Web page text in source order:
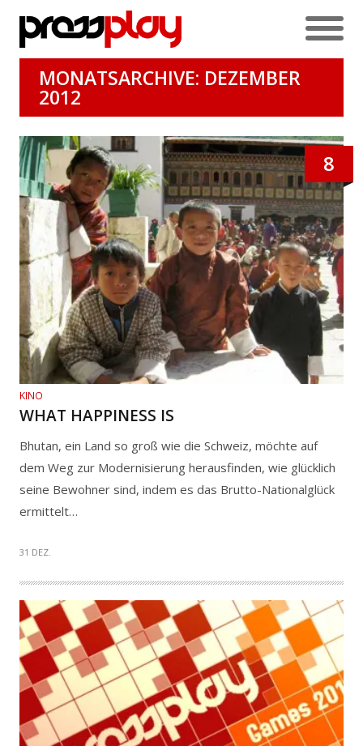
MONATSARCHIVE: DEZEMBER
2012
8
KINO
WHAT HAPPINESS IS
Bhutan, ein Land so groß wie die Schweiz, möchte auf
dem Weg zur Modernisierung herausfinden, wie glücklich
seine Bewohner sind, indem es das Brutto-Nationalglück
ermittelt…
31 DEZ.